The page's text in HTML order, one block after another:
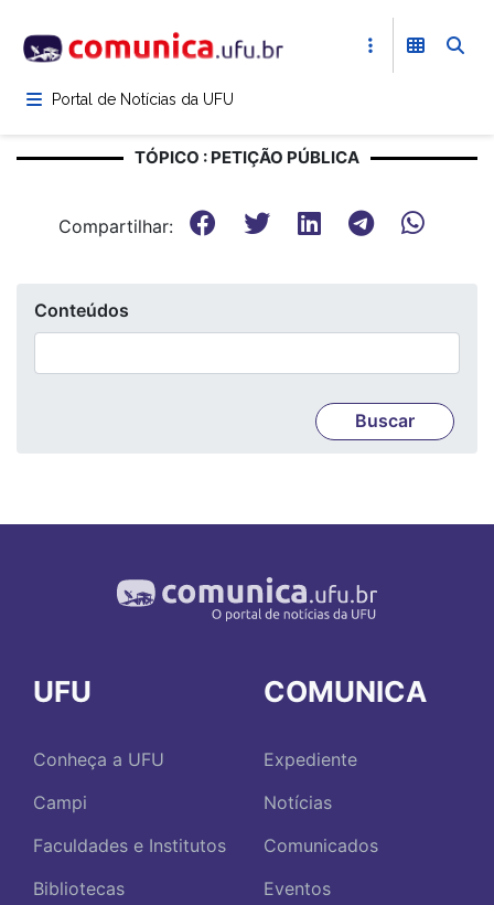
para
conteúdoPortal de Notícias da UFU
TÓPICO : PETIÇÃO PÚBLICA
Compartilhar:
Conteúdos
UFU
Conheça a UFU
Campi
Faculdades e Institutos
Bibliotecas
COMUNICA
Expediente
Notícias
Comunicados
Eventos